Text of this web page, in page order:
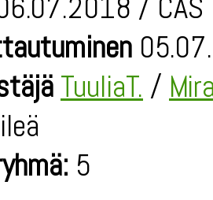
/
TuuliaT. /
5